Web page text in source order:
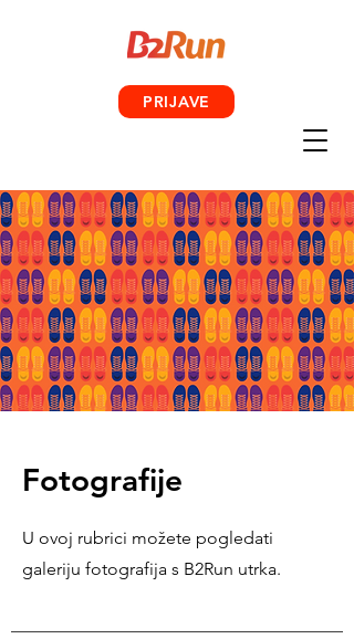
PRIJAVE
Fotografije
U ovoj rubrici možete pogledati
galeriju fotografija s B2Run utrka.